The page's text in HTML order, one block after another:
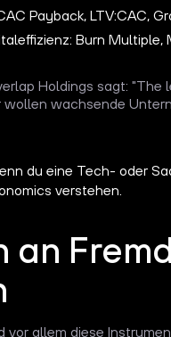
Payback, LTV:CAC,
Burn
Holdings sagt:
wachsende
du eine Tech- oder
verstehen.
an
vor allem diese